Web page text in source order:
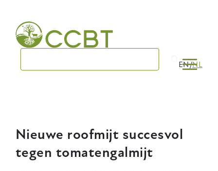
main
navigation
EN NL
Nieuwe roofmijt succesvol
tegen tomatengalmijt